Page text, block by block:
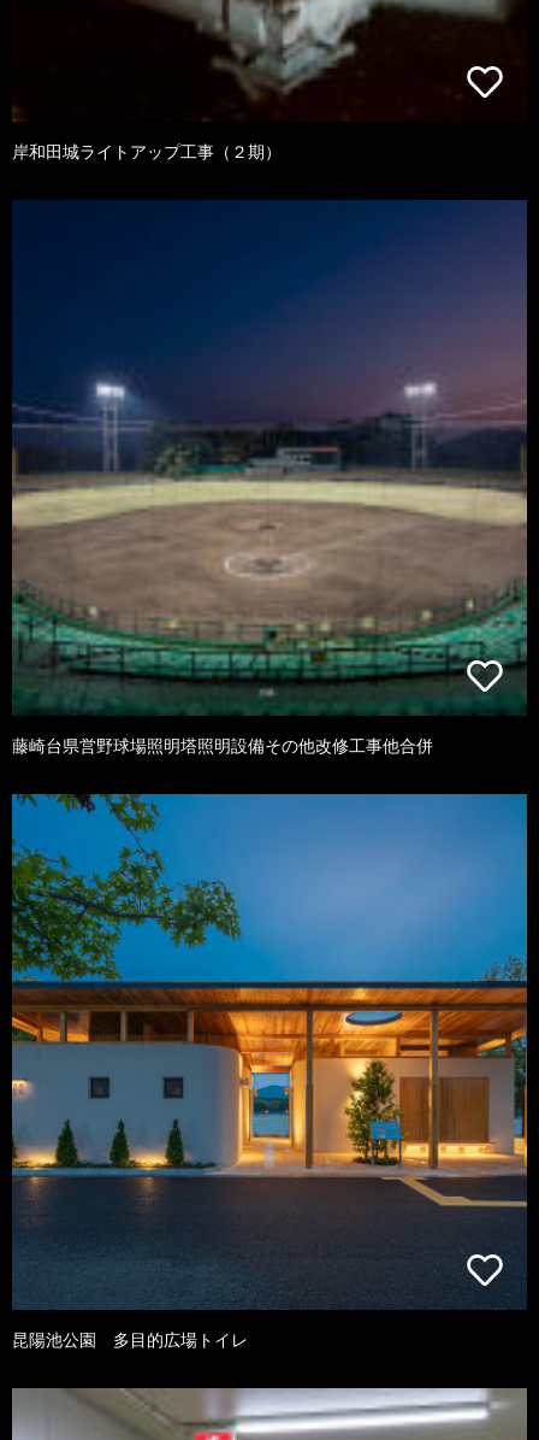
岸和田城ライトアップ工事（２期）
藤崎台県営野球場照明塔照明設備その他改修工事他合併
昆陽池公園 多目的広場トイレ